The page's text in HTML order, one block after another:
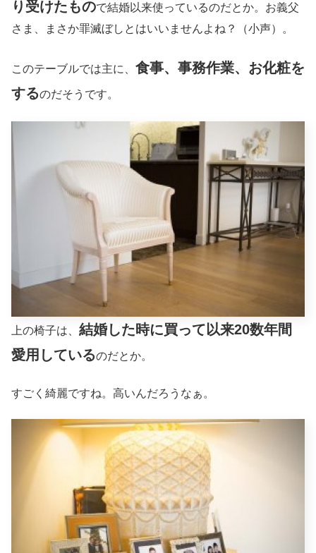
り受けたもので結婚以来使っているのだとか。お義父
さま、まさか罪滅ぼしとはいいませんよね？（小声）。
このテーブルでは主に、 食事、事務作業、お化粧を
するのだそうです。
上の椅子は、 結婚した時に買って以来20数年間
愛用しているのだとか。
すごく綺麗ですね。高いんだろうなぁ。